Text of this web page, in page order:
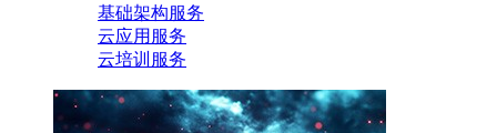
基础架构服务
云应用服务
云培训服务